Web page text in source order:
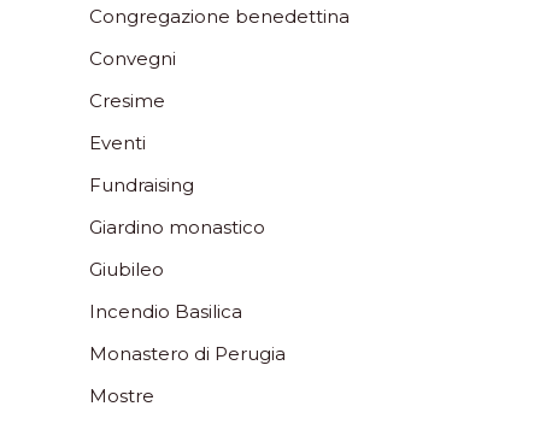
Congregazione benedettina
Convegni
Cresime
Eventi
Fundraising
Giardino monastico
Giubileo
Incendio Basilica
Monastero di Perugia
Mostre